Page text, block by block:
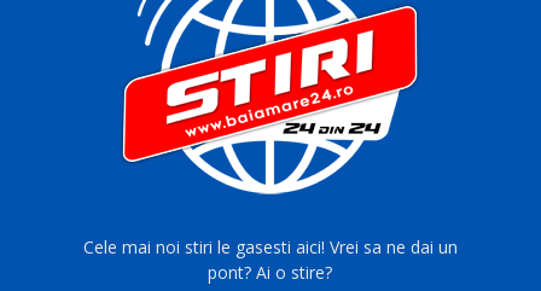
Cele mai noi stiri le gasesti aici! Vrei sa ne dai un
pont? Ai o stire?